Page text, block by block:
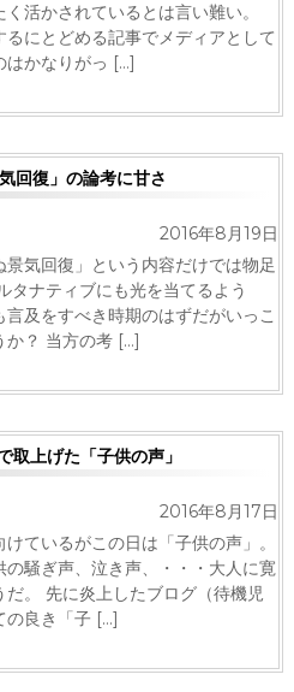
活かされているとは言い難い。
にとどめる記事でメディアとして
はかなりがっ […]
回復」の論考に甘さ
2016年8月19日
気回復」という内容だけでは物足
タナティブにも光を当てるよう
及をすべき時期のはずだがいっこ
か？ 当方の考 […]
取上げた「子供の声」
2016年8月17日
ているがこの日は「子供の声」。
騒ぎ声、泣き声、・・・大人に寛
。 先に炎上したブログ（待機児
の良き「子 […]